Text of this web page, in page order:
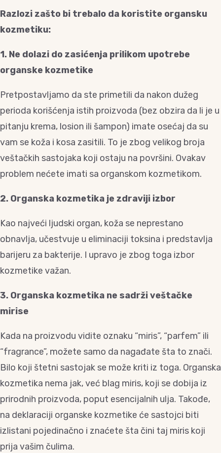
Razlozi zašto bi trebalo da koristite organsku
kozmetiku:
1. Ne dolazi do zasićenja prilikom upotrebe
organske kozmetike
Pretpostavljamo da ste primetili da nakon dužeg
perioda korišćenja istih proizvoda (bez obzira da li je u
pitanju krema, losion ili šampon) imate osećaj da su
vam se koža i kosa zasitili. To je zbog velikog broja
veštačkih sastojaka koji ostaju na površini. Ovakav
problem nećete imati sa organskom kozmetikom.
2. Organska kozmetika je zdraviji izbor
Kao najveći ljudski organ, koža se neprestano
obnavlja, učestvuje u eliminaciji toksina i predstavlja
barijeru za bakterije. I upravo je zbog toga izbor
kozmetike važan.
3. Organska kozmetika ne sadrži veštačke
mirise
Kada na proizvodu vidite oznaku “miris”, “parfem” ili
“fragrance”, možete samo da nagađate šta to znači.
Bilo koji štetni sastojak se može kriti iz toga. Organska
kozmetika nema jak, već blag miris, koji se dobija iz
prirodnih proizvoda, poput esencijalnih ulja. Takođe,
na deklaraciji organske kozmetike će sastojci biti
izlistani pojedinačno i znaćete šta čini taj miris koji
prija vašim čulima.